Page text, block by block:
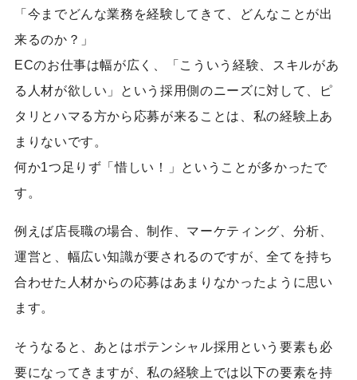
「今までどんな業務を経験してきて、どんなことが出
来るのか？」
ECのお仕事は幅が広く、「こういう経験、スキルがあ
る人材が欲しい」という採用側のニーズに対して、ピ
タリとハマる方から応募が来ることは、私の経験上あ
まりないです。
何か1つ足りず「惜しい！」ということが多かったで
す。
例えば店長職の場合、制作、マーケティング、分析、
運営と、幅広い知識が要されるのですが、全てを持ち
合わせた人材からの応募はあまりなかったように思い
ます。
そうなると、あとはポテンシャル採用という要素も必
要になってきますが、私の経験上では以下の要素を持